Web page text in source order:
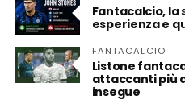
Fantacalcio, la
esperienza e
FANTACALCIO
Listone
attaccanti più
insegue